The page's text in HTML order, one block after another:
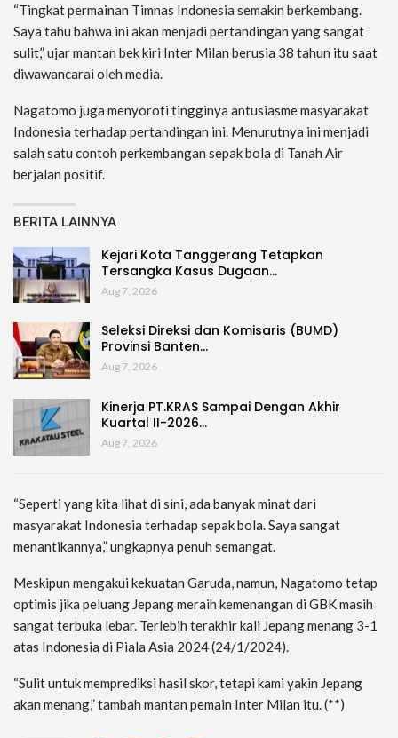
“Tingkat permainan Timnas Indonesia semakin berkembang.
Saya tahu bahwa ini akan menjadi pertandingan yang sangat
sulit,” ujar mantan bek kiri Inter Milan berusia 38 tahun itu saat
diwawancarai oleh media.
Nagatomo juga menyoroti tingginya antusiasme masyarakat
Indonesia terhadap pertandingan ini. Menurutnya ini menjadi
salah satu contoh perkembangan sepak bola di Tanah Air
berjalan positif.
BERITA LAINNYA
Kejari Kota Tanggerang Tetapkan
Tersangka Kasus Dugaan…
Aug 7, 2026
Seleksi Direksi dan Komisaris (BUMD)
Provinsi Banten…
Aug 7, 2026
Kinerja PT.KRAS Sampai Dengan Akhir
Kuartal II-2026…
Aug 7, 2026
“Seperti yang kita lihat di sini, ada banyak minat dari
masyarakat Indonesia terhadap sepak bola. Saya sangat
menantikannya,” ungkapnya penuh semangat.
Meskipun mengakui kekuatan Garuda, namun, Nagatomo tetap
optimis jika peluang Jepang meraih kemenangan di GBK masih
sangat terbuka lebar. Terlebih terakhir kali Jepang menang 3-1
atas Indonesia di Piala Asia 2024 (24/1/2024).
“Sulit untuk memprediksi hasil skor, tetapi kami yakin Jepang
akan menang,” tambah mantan pemain Inter Milan itu. (**)